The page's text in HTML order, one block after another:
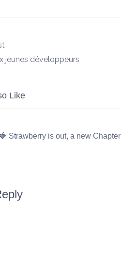
jeunes développeurs
Like
Strawberry is out, a new Chapter